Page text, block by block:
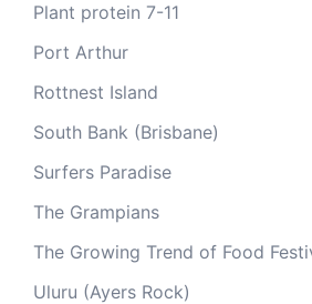
Plant protein 7-11
Port Arthur
Rottnest Island
South Bank (Brisbane)
Surfers Paradise
The Grampians
The Growing Trend of Food
Uluru (Ayers Rock)